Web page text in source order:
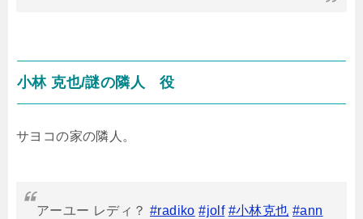
小林 克也/謎の隣人 役
サヨコの家の隣人。
アーユー レディ？ #radiko #jolf #小林克也 #ann